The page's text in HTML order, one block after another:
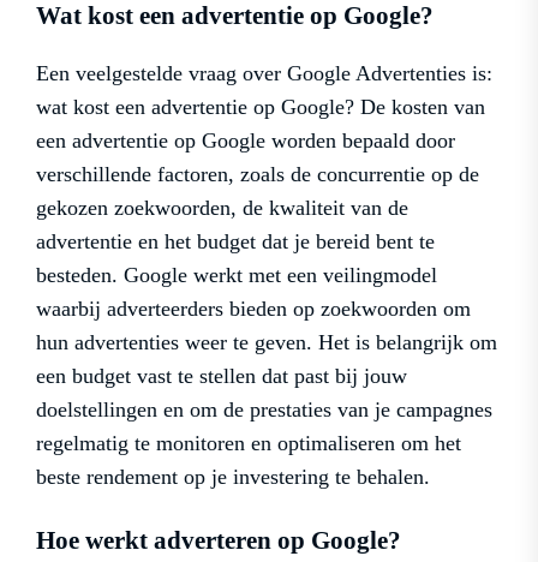
Wat kost een advertentie op Google?
Een veelgestelde vraag over Google Advertenties is:
wat kost een advertentie op Google? De kosten van
een advertentie op Google worden bepaald door
verschillende factoren, zoals de concurrentie op de
gekozen zoekwoorden, de kwaliteit van de
advertentie en het budget dat je bereid bent te
besteden. Google werkt met een veilingmodel
waarbij adverteerders bieden op zoekwoorden om
hun advertenties weer te geven. Het is belangrijk om
een budget vast te stellen dat past bij jouw
doelstellingen en om de prestaties van je campagnes
regelmatig te monitoren en optimaliseren om het
beste rendement op je investering te behalen.
Hoe werkt adverteren op Google?